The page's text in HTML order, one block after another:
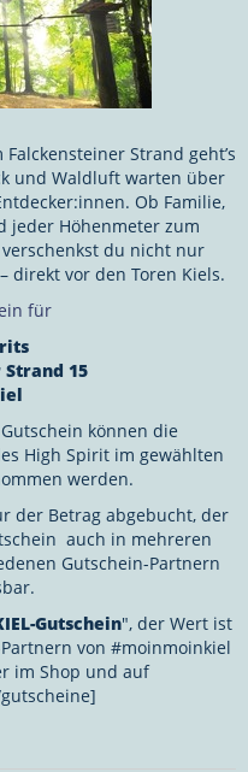
Falckensteiner Strand geht’s
und Waldluft warten über
Ob Familie,
jeder Höhenmeter zum
du nicht nur
direkt vor den Toren Kiels.
für
15
können die
High Spirit im gewählten
werden.
der Betrag abgebucht, der
auch in mehreren
Gutschein-Partnern
Gutschein", der Wert ist
von #moinmoinkiel
im Shop und auf